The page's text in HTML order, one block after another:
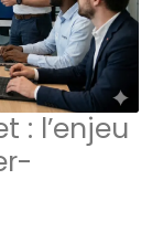
: l’enjeu